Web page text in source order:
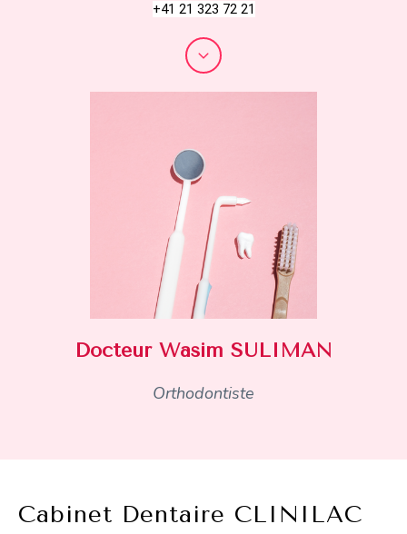
+41 21 323 72 21
Docteur Wasim SULIMAN
Orthodontiste
Cabinet Dentaire CLINILAC